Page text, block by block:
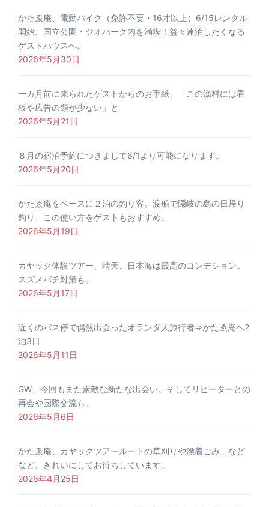
かたゑ庵、電動バイク（免許不要・16才以上）6/15レンタル
開始。国立公園・ジオパーク内を満喫！益々連泊したくなる
ゲストハウスへ。
2026年5月30日
一カ月前に来られたゲストからのお手紙、「この漁村には看
板や広告の類が少ない」と
2026年5月21日
８月の宿泊予約につきまして6/1より可能になります。
2026年5月20日
かたゑ庵をベースに２泊の釣り客。渡船で隠岐の島の日帰り
釣り、この使い方をゲストもおすすめ。
2026年5月19日
カヤック体験ツアー、晴天、日本海は最高のコンデション。
スズメバチ対策も。
2026年5月17日
近くのバス停で偶然出会ったオランダ人旅行者⇒かたゑ庵へ2
泊3日
2026年5月11日
GW、今回もまた素敵な新たな出会い。そしてリピーターとの
再会や国際交流も。
2026年5月6日
かたゑ庵、カヤックツアールートの草刈りや漂着ごみ、など
など、きれいにしてお待ちしています。
2026年4月25日